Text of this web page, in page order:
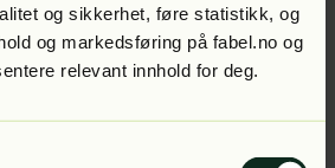
og sikkerhet, føre statistikk, og
og markedsføring på fabel.no og
relevant innhold for deg.